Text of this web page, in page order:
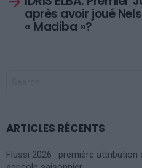
après avoir joué
« Madiba »?
ARTICLES RÉCENTS
Flussi 2026 : première